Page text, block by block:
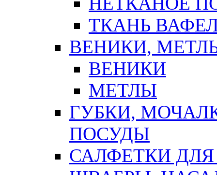
ТКАНЬ
ВЕНИКИ,
ВЕНИКИ
МЕТЛЫ
ГУБКИ,
ПОСУДЫ
САЛФЕТКИ